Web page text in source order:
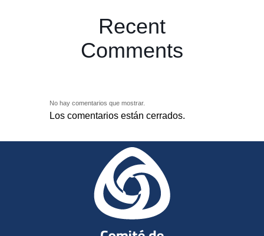
Recent
Comments
No hay comentarios que mostrar.
Los comentarios están cerrados.